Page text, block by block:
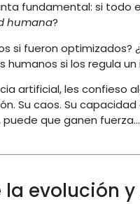
fundamental: si todo
humana?
si fueron
humanos si los regula
artificial, les confieso
Su caos. Su
que ganen
la evolución